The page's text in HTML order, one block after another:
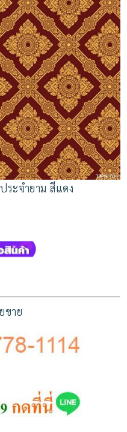
ระจำยาม สีแดง
ขาย